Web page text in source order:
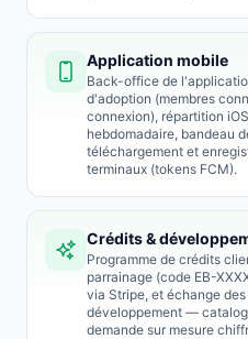
Application mobile
Back-office de
d'adoption (membres
connexion), répartition
hebdomadaire, bandeau
téléchargement et
terminaux (tokens FCM).
Crédits &
Programme de crédits
parrainage (code EB-
via Stripe, et échange
développement —
demande sur mesure